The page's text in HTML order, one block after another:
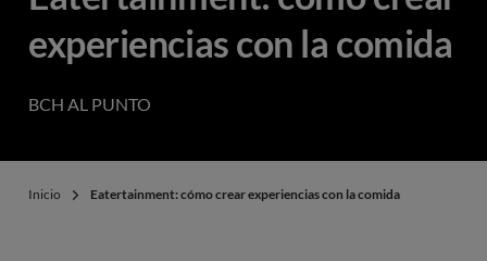
experiencias con la comida
BCH AL PUNTO
Inicio Eatertainment: cómo crear experiencias con la comida